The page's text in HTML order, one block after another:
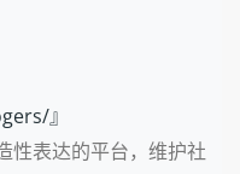
』
性表达的平台，维护社